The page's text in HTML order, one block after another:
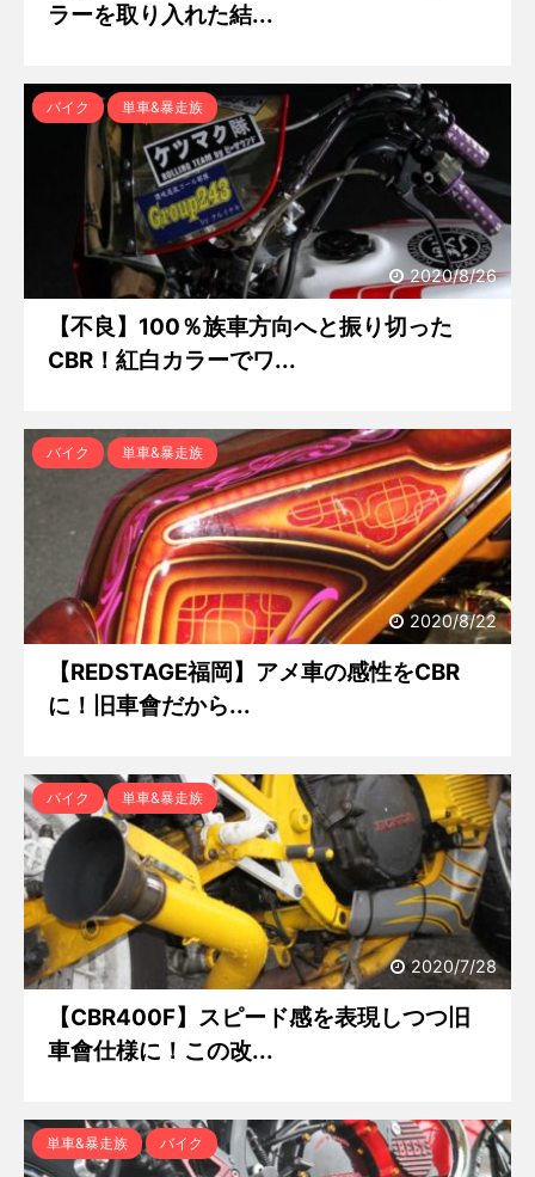
ラーを取り入れた結...
2020/8/26
バイク 単車&暴走族
【不良】100％族車方向へと振り切った
CBR！紅白カラーでワ...
2020/8/22
バイク 単車&暴走族
【REDSTAGE福岡】アメ車の感性をCBR
に！旧車會だから...
2020/7/28
バイク 単車&暴走族
【CBR400F】スピード感を表現しつつ旧
車會仕様に！この改...
単車&暴走族 バイク